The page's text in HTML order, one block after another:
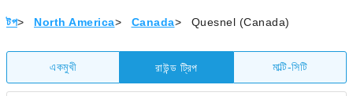
টপ> North America> Canada> Quesnel (Canada)
একমুখী রাউন্ড ট্রিপ মাল্টি-সিটি